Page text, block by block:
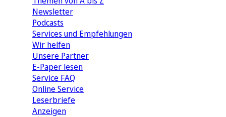
Newsletter
Podcasts
Services und Empfehlungen
Wir helfen
Unsere Partner
E-Paper lesen
Service FAQ
Online Service
Leserbriefe
Anzeigen